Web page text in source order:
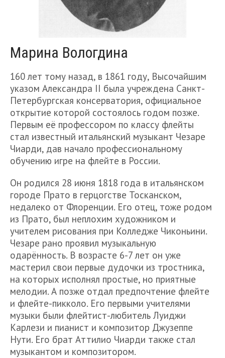
Марина Вологдина
160 лет тому назад, в 1861 году, Высочайшим
указом Александра II была учреждена Санкт-
Петербургская консерватория, официальное
открытие которой состоялось годом позже.
Первым её профессором по классу флейты
стал известный итальянский музыкант Чезаре
Чиарди, дав начало профессиональному
обучению игре на флейте в России.
Он родился 28 июня 1818 года в итальянском
городе Прато в герцогстве Тосканском,
недалеко от Флоренции. Его отец, тоже родом
из Прато, был неплохим художником и
учителем рисования при Колледже Чиконьини.
Чезаре рано проявил музыкальную
одарённость. В возрасте 6-7 лет он уже
мастерил свои первые дудочки из тростника,
на которых исполнял простые, но приятные
мелодии. А позже отдал предпочтение флейте
и флейте-пикколо. Его первыми учителями
музыки были флейтист-любитель Луиджи
Карлези и пианист и композитор Джузеппе
Нути. Его брат Аттилио Чиарди также стал
музыкантом и композитором.